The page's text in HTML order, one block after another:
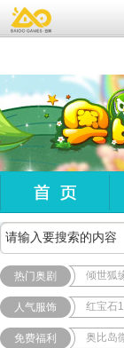
热门奥剧 倾世狐
人气服饰 红宝石
免费福利 奥比岛